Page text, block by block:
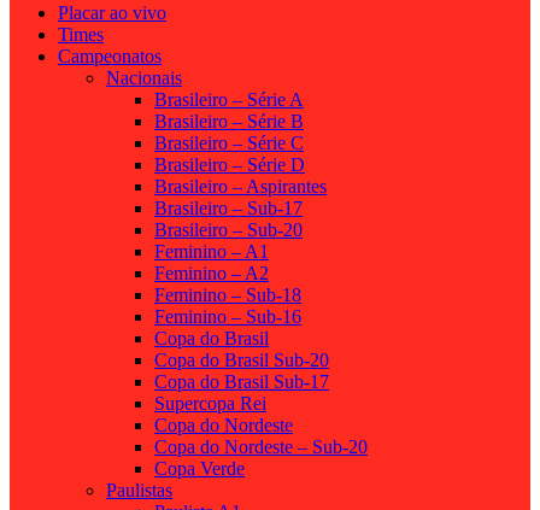
Placar ao vivo
Times
Campeonatos
Nacionais
Brasileiro – Série A
Brasileiro – Série B
Brasileiro – Série C
Brasileiro – Série D
Brasileiro – Aspirantes
Brasileiro – Sub-17
Brasileiro – Sub-20
Feminino – A1
Feminino – A2
Feminino – Sub-18
Feminino – Sub-16
Copa do Brasil
Copa do Brasil Sub-20
Copa do Brasil Sub-17
Supercopa Rei
Copa do Nordeste
Copa do Nordeste – Sub-20
Copa Verde
Paulistas